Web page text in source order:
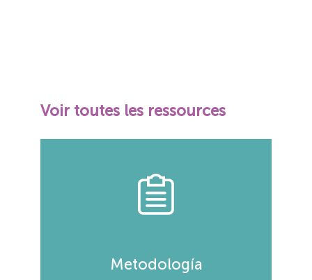
Voir toutes les ressources
Metodología